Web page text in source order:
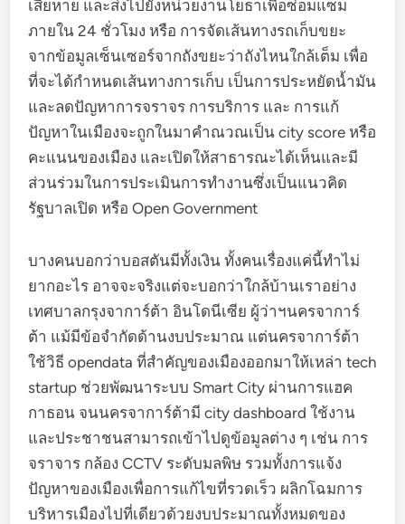
เสียหาย และส่งไปยังหน่วยงานโยธาเพื่อซ่อมแซม
ภายใน 24 ชั่วโมง หรือ การจัดเส้นทางรถเก็บขยะ
จากข้อมูลเซ็นเซอร์จากถังขยะว่าถังไหนใกล้เต็ม เพื่อ
ที่จะได้กำหนดเส้นทางการเก็บ เป็นการประหยัดน้ำมัน
และลดปัญหาการจราจร การบริการ และ การแก้
ปัญหาในเมืองจะถูกในมาคำณวณเป็น city score หรือ
คะแนนของเมือง และเปิดให้สาธารณะได้เห็นและมี
ส่วนร่วมในการประเมินการทำงานซึ่งเป็นแนวคิด
รัฐบาลเปิด หรือ Open Government
บางคนบอกว่าบอสตันมีทั้งเงิน ทั้งคนเรื่องแค่นี้ทำไม่
ยากอะไร อาจจะจริงแต่จะบอกว่าใกล้บ้านเราอย่าง
เทศบาลกรุงจาการ์ต้า อินโดนีเซีย ผู้ว่าฯนครจาการ์
ต้า แม้มีข้อจำกัดด้านงบประมาณ แต่นครจาการ์ต้า
ใช้วิธี opendata ที่สำคัญของเมืองออกมาให้เหล่า tech
startup ช่วยพัฒนาระบบ Smart City ผ่านการแฮค
กาธอน จนนครจาการ์ต้ามี city dashboard ใช้งาน
และประชาชนสามารถเข้าไปดูข้อมูลต่าง ๆ เช่น การ
จราจาร กล้อง CCTV ระดับมลพิษ รวมทั้งการแจ้ง
ปัญหาของเมืองเพื่อการแก้ไขที่รวดเร็ว ผลิกโฉมการ
บริหารเมืองไปที่เดียวด้วยงบประมาณทั้งหมดของ